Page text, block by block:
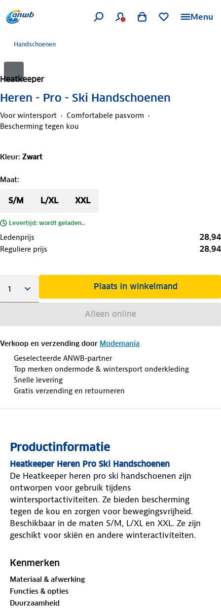
Menu
Handschoenen
Heatkeeper
Heren - Pro - Ski Handschoenen
Voor wintersport
Comfortabele pasvorm
Bescherming tegen kou
Kleur: Zwart
Maat:
S/M L/XL XXL
Levertijd: wordt geladen..
Ledenprijs 28,94
Reguliere prijs 28,94
Plaats in winkelmand
Alleen online
Verkoop en verzending door Modemania
Geselecteerde ANWB-partner
Top merken ondermode & wintersport onderkleding
Snelle levering
Gratis verzending en retourneren
Productinformatie
Heatkeeper Heren Pro Ski Handschoenen
De Heatkeeper heren pro ski handschoenen zijn
ontworpen voor gebruik tijdens
wintersportactiviteiten. Ze bieden bescherming
tegen de kou en zorgen voor bewegingsvrijheid.
Beschikbaar in de maten S/M, L/XL en XXL. Ze zijn
geschikt voor skiën en andere winteractiviteiten.
: Heatkeeper
Inhoud: 1 paar Pro Ski Handschoenen
Maten: S/M, L/XL & XXL
Geslacht: Heren
Kenmerken
Materiaal & afwerking
Functies & opties
Duurzaamheid